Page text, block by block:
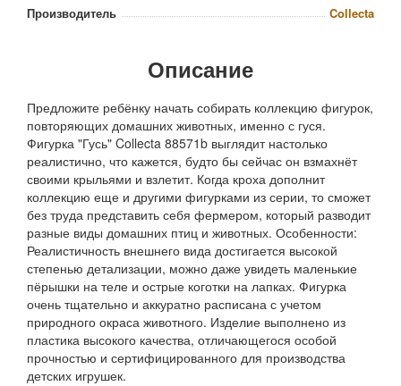
Производитель
Collecta
Описание
Предложите ребёнку начать собирать коллекцию фигурок,
повторяющих домашних животных, именно с гуся.
Фигурка "Гусь" Collecta 88571b выглядит настолько
реалистично, что кажется, будто бы сейчас он взмахнёт
своими крыльями и взлетит. Когда кроха дополнит
коллекцию еще и другими фигурками из серии, то сможет
без труда представить себя фермером, который разводит
разные виды домашних птиц и животных. Особенности:
Реалистичность внешнего вида достигается высокой
степенью детализации, можно даже увидеть маленькие
пёрышки на теле и острые коготки на лапках. Фигурка
очень тщательно и аккуратно расписана с учетом
природного окраса животного. Изделие выполнено из
пластика высокого качества, отличающегося особой
прочностью и сертифицированного для производства
детских игрушек.